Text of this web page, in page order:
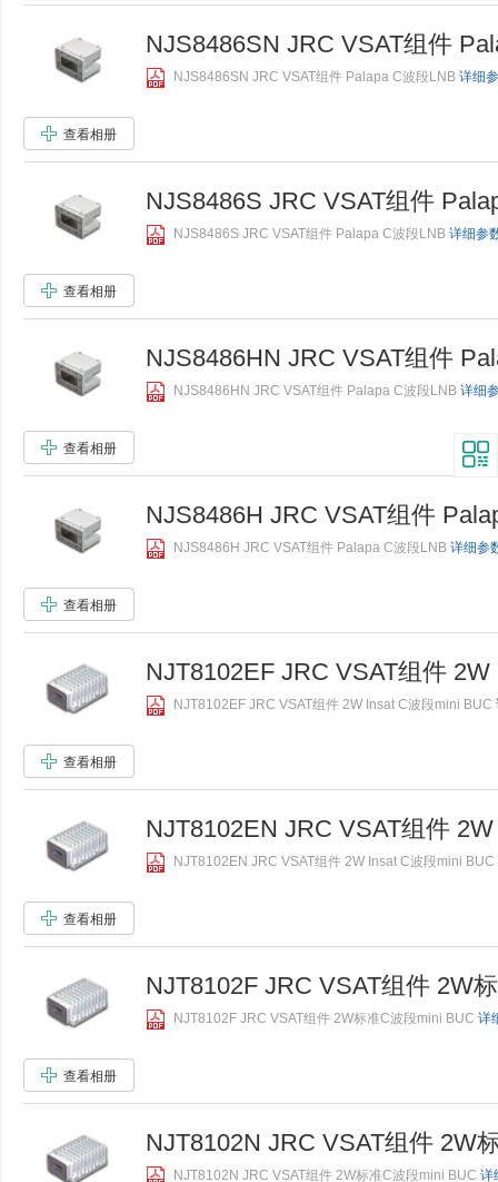
查看相册
NJS8486SN JRC VSAT组件
NJS8486SN JRC VSAT组件 Palapa C波段LNB 详细
查看相册
NJS8486S JRC VSAT组件
NJS8486S JRC VSAT组件 Palapa C波段LNB 详细参
查看相册
NJS8486HN JRC VSAT组件
NJS8486HN JRC VSAT组件 Palapa C波段LNB 详细
查看相册
NJS8486H JRC VSAT组件
NJS8486H JRC VSAT组件 Palapa C波段LNB 详细参
查看相册
NJT8102EF JRC VSAT组件
NJT8102EF JRC VSAT组件 2W Insat C波段mini BUC
查看相册
NJT8102EN JRC VSAT组件
NJT8102EN JRC VSAT组件 2W Insat C波段mini BUC
查看相册
NJT8102F JRC VSAT组件 2W
NJT8102F JRC VSAT组件 2W标准C波段mini BUC 详
NJT8102N JRC VSAT组件 2W
NJT8102N JRC VSAT组件 2W标准C波段mini BUC 详